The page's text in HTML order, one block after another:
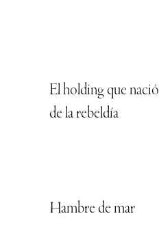
El holding que nació
de la rebeldía
Hambre de mar